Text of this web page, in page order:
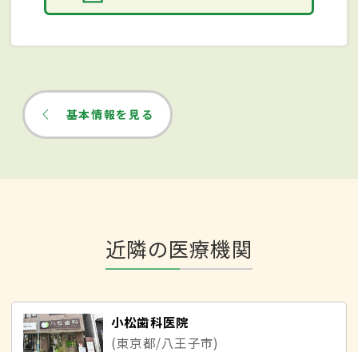
基本情報を見る
近隣の医療機関
小松歯科医院
(東京都/八王子市)